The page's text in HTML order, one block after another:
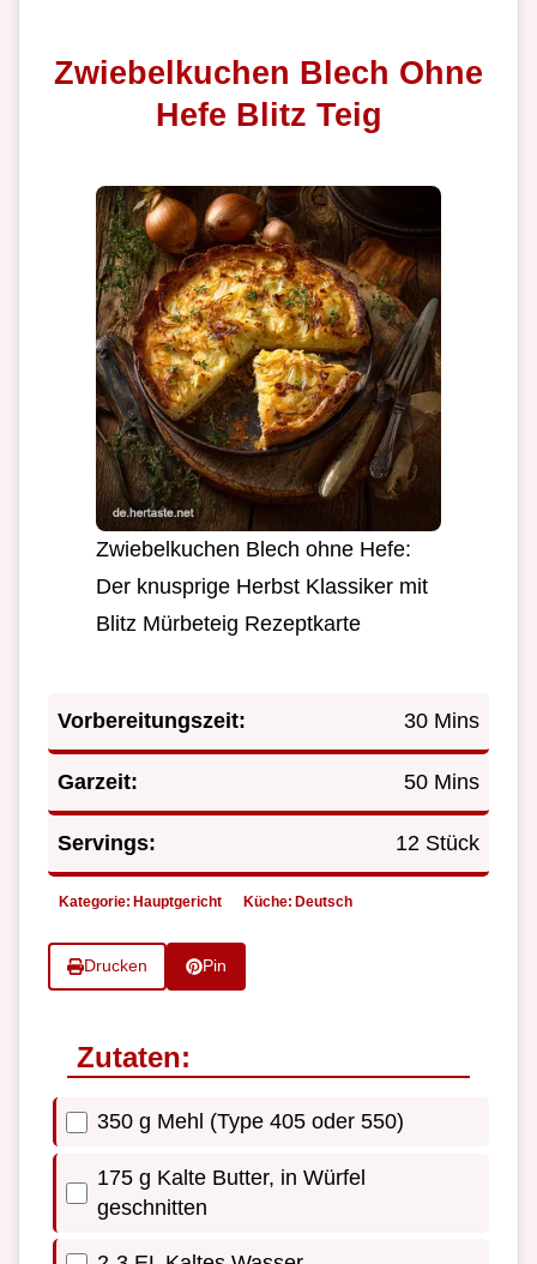
Zwiebelkuchen Blech Ohne
Hefe Blitz Teig
Zwiebelkuchen Blech ohne Hefe:
Der knusprige Herbst Klassiker mit
Blitz Mürbeteig Rezeptkarte
Vorbereitungszeit: 30 Mins
Garzeit: 50 Mins
Servings: 12 Stück
Kategorie: Hauptgericht Küche: Deutsch
Drucken Pin
Zutaten:
350 g Mehl (Type 405 oder 550)
175 g Kalte Butter, in Würfel
geschnitten